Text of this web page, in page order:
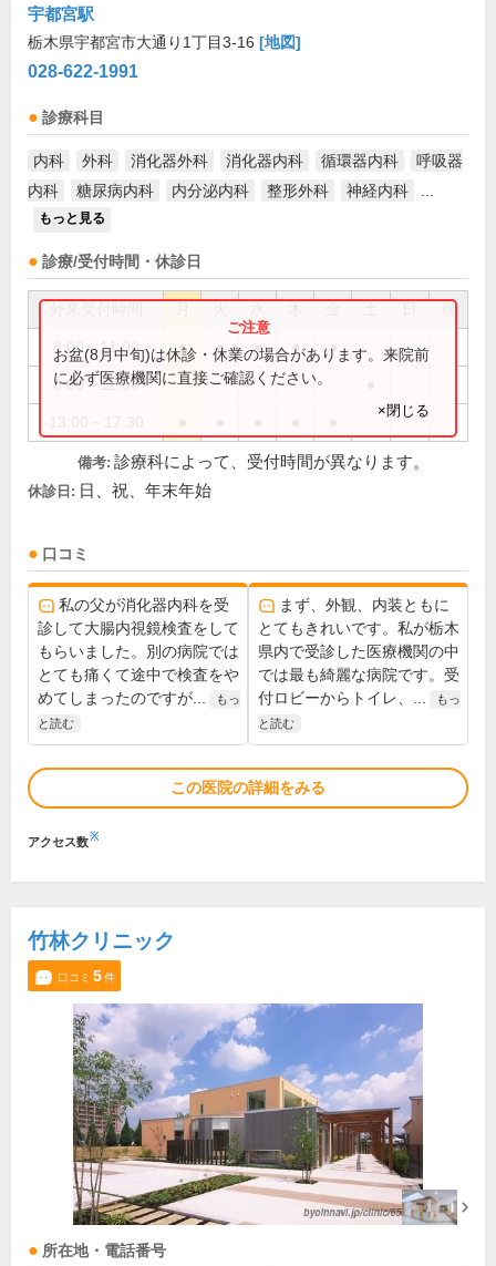
宇都宮駅
栃木県宇都宮市大通り1丁目3-16 [地図]
028-622-1991
診療科目
内科 外科 消化器外科 消化器内科 循環器内科
呼吸器
内科
糖尿病内科 内分泌内科 整形外科 神経内科
もっと見る
診療/受付時間・休診日
祝
8:00～11:00 ● ● ● ● ●
8:00～12:00
お盆(8月中旬)は休診・休業の場合があります。来院前
に必ず医療機関に直接ご確認ください。
×閉じる
備考: 診療科によって、受付時間が異なります。
休診日: 日、祝、年末年始
口コミ
私の父が消化器内科を受
診して大腸内視鏡検査をして
もらいました。別の病院では
とても痛くて途中で検査をや
めてしまったのですが...
もっ
と読む
まず、外観、内装ともに
とてもきれいです。私が栃木
県内で受診した医療機関の中
では最も綺麗な病院です。受
付ロビーからトイレ、...
もっ
と読む
この医院の詳細をみる
アクセス数※
竹林クリニック
口コミ 5件
所在地・電話番号